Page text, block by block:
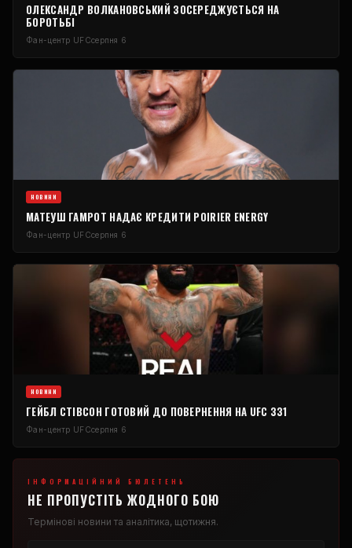
ОЛЕКСАНДР ВОЛКАНОВСЬКИЙ ЗОСЕРЕДЖУЄТЬСЯ НА
БОРОТЬБІ
Фан-центр UFCсерпня 6
НОВИНИ
МАТЕУШ ГАМРОТ НАДАЄ КРЕДИТИ POIRIER ENERGY
Фан-центр UFCсерпня 6
НОВИНИ
ГЕЙБЛ СТІВСОН ГОТОВИЙ ДО ПОВЕРНЕННЯ НА UFC 331
Фан-центр UFCсерпня 6
ІНФОРМАЦІЙНИЙ БЮЛЕТЕНЬ
НЕ ПРОПУСТІТЬ ЖОДНОГО БОЮ
Термінові новини та аналітика, щотижня.